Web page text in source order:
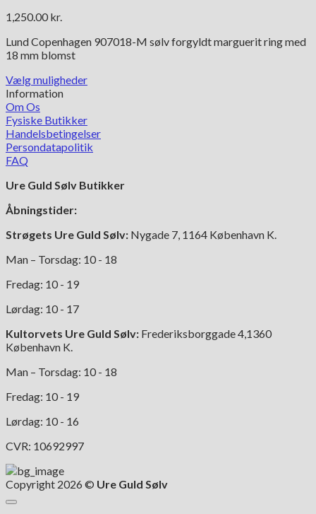
1,250.00 kr.
Lund Copenhagen 907018-M sølv forgyldt marguerit ring med
18 mm blomst
Vælg muligheder
Dette
vare
har
flere
varianter.
Mulighederne
vælges
varesiden
Information
Om Os
Fysiske Butikker
Handelsbetingelser
Persondatapolitik
FAQ
Ure Guld Sølv Butikker
Åbningstider:
Strøgets Ure Guld Sølv: Nygade 7, 1164 København K.
Man – Torsdag: 10 - 18
Fredag: 10 - 19
Lørdag: 10 - 17
Kultorvets Ure Guld Sølv: Frederiksborggade 4,1360
København K.
Man – Torsdag: 10 - 18
Fredag: 10 - 19
Lørdag: 10 - 16
CVR: 10692997
Copyright 2026 © Ure Guld Sølv